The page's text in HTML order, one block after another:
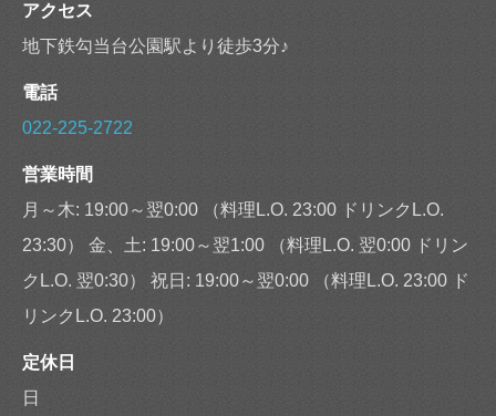
アクセス
地下鉄勾当台公園駅より徒歩3分♪
電話
022-225-2722
営業時間
月～木: 19:00～翌0:00 （料理L.O. 23:00 ドリンクL.O.
23:30） 金、土: 19:00～翌1:00 （料理L.O. 翌0:00 ドリン
クL.O. 翌0:30） 祝日: 19:00～翌0:00 （料理L.O. 23:00 ド
リンクL.O. 23:00）
定休日
日